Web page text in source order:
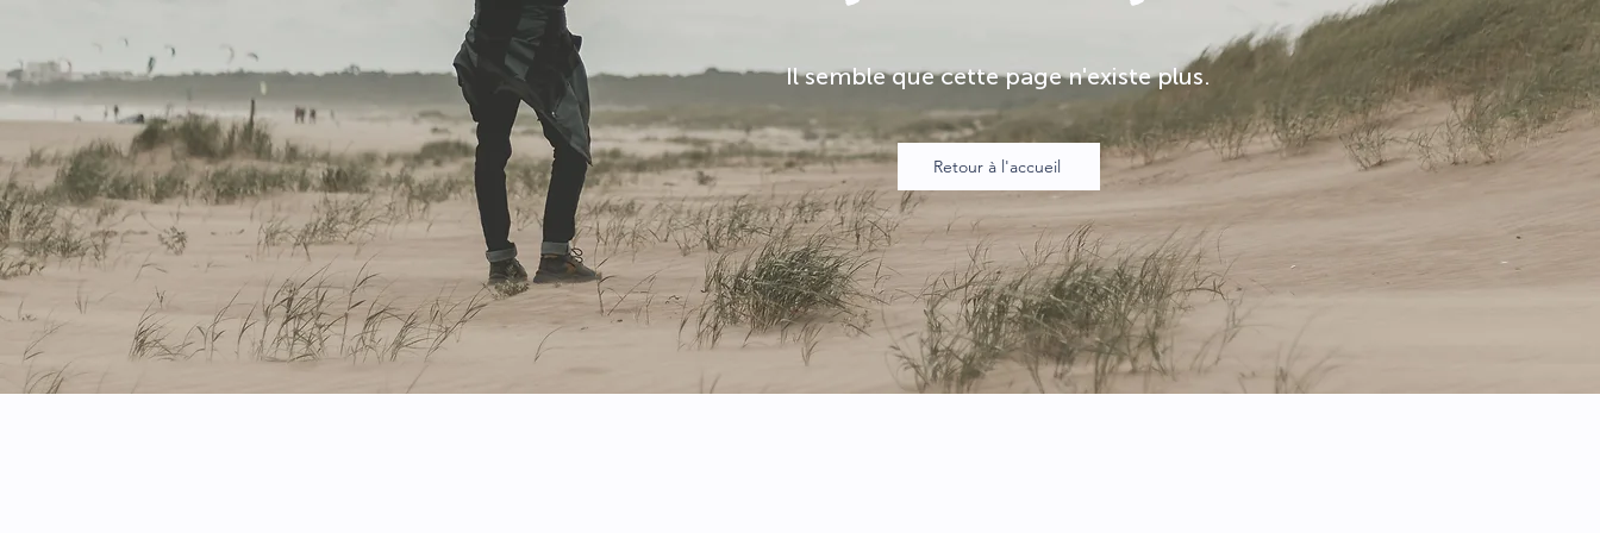
Il semble que cette page n'existe plus.
Retour à l'accueil